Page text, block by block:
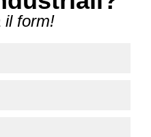
il form!